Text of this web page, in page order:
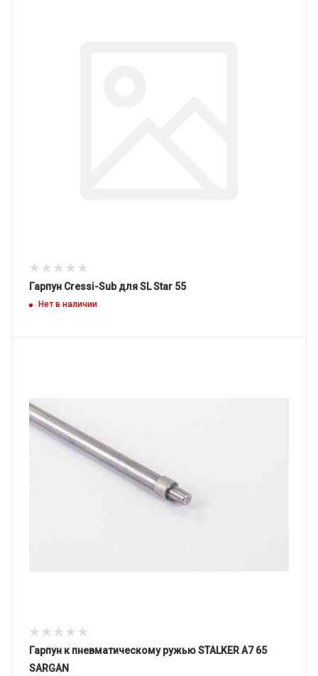
Гарпун Cressi-Sub для SL Star 55
Нет в наличии
Гарпун к пневматическому ружью STALKER A7 65
SARGAN